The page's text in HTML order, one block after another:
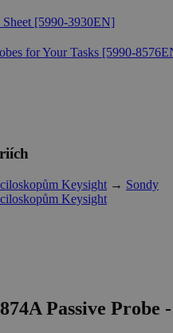
Sheet [5990-3930EN]
for Your Tasks [5990-
Keysight → Sondy
Keysight
Passive Probe